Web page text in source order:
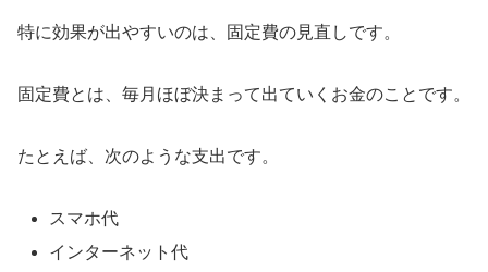
特に効果が出やすいのは、固定費の見直しです。
固定費とは、毎月ほぼ決まって出ていくお金のことです。
たとえば、次のような支出です。
スマホ代
インターネット代